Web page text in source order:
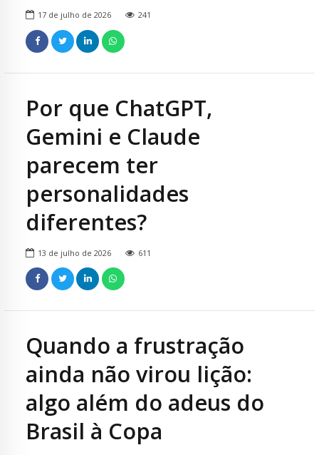
17 de julho de 2026 241
Por que ChatGPT,
Gemini e Claude
parecem ter
personalidades
diferentes?
13 de julho de 2026 611
Quando a frustração
ainda não virou lição:
algo além do adeus do
Brasil à Copa